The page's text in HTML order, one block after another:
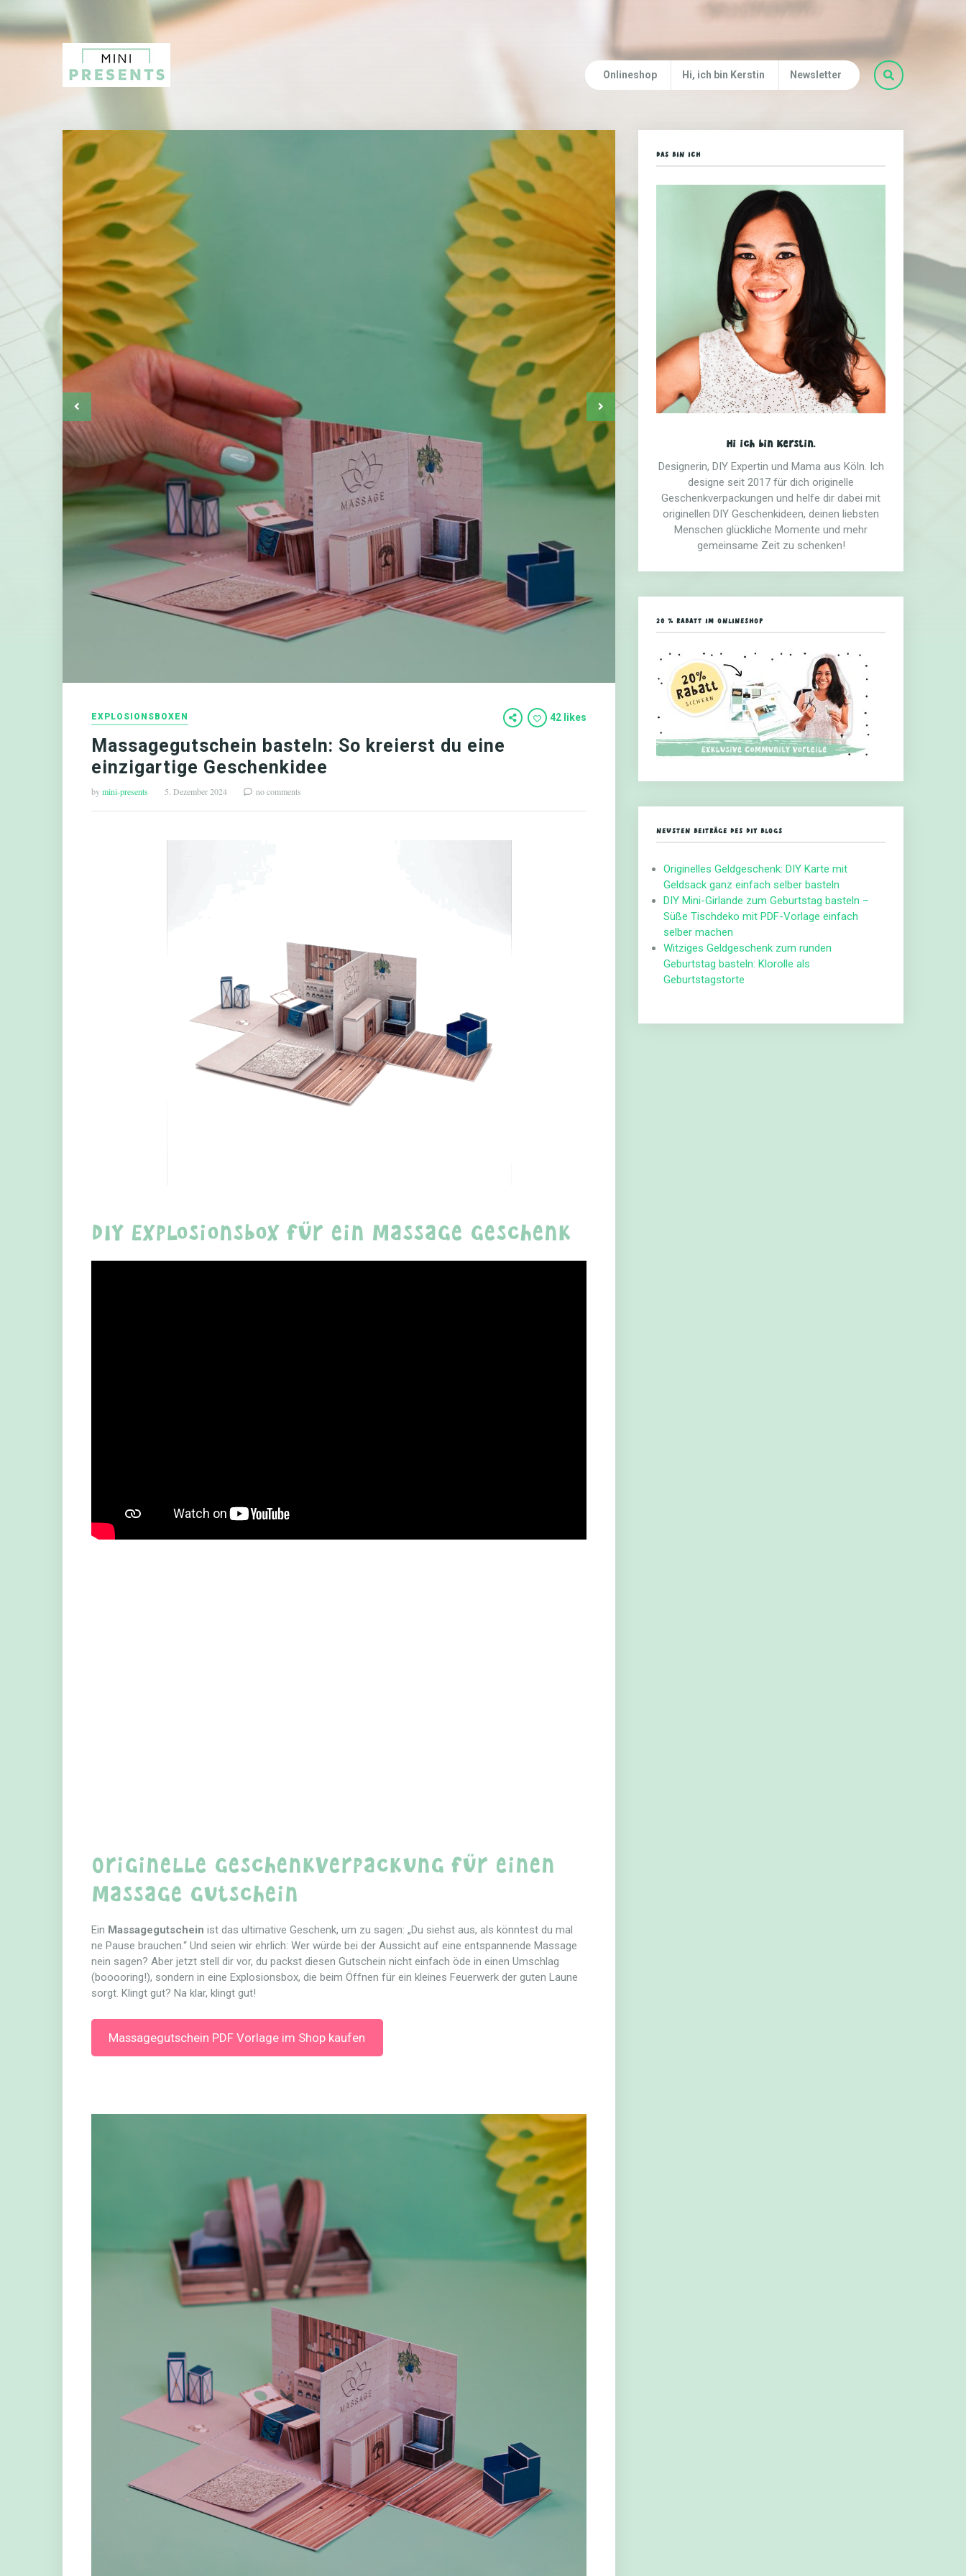
Onlineshop Hi, ich bin Kerstin Newsletter
EXPLOSIONSBOXEN 42 likes
Massagegutschein basteln: So kreierst du eine
einzigartige Geschenkidee
bymini-presents 5. Dezember 2024 no comments
DIY Explosionsbox für ein Massage Geschenk
Originelle Geschenkverpackung für einen
Massage Gutschein
Ein Massagegutschein ist das ultimative Geschenk, um zu sagen: „Du siehst aus, als könntest du mal
ne Pause brauchen.“ Und seien wir ehrlich: Wer würde bei der Aussicht auf eine entspannende Massage
nein sagen? Aber jetzt stell dir vor, du packst diesen Gutschein nicht einfach öde in einen Umschlag
(booooring!), sondern in eine Explosionsbox, die beim Öffnen für ein kleines Feuerwerk der guten Laune
sorgt. Klingt gut? Na klar, klingt gut!
Massagegutschein PDF Vorlage im Shop kaufen
DAS BIN ICH
Hi ich bin Kerstin.
Designerin, DIY Expertin und Mama aus Köln. Ich
designe seit 2017 für dich originelle
Geschenkverpackungen und helfe dir dabei mit
originellen DIY Geschenkideen, deinen liebsten
Menschen glückliche Momente und mehr
gemeinsame Zeit zu schenken!
20 % RABATT IM ONLINESHOP
NEUSTEN BEITRÄGE DES DIY BLOGS
Originelles Geldgeschenk: DIY Karte mit
Geldsack ganz einfach selber basteln
DIY Mini-Girlande zum Geburtstag basteln –
Süße Tischdeko mit PDF-Vorlage einfach
selber machen
Witziges Geldgeschenk zum runden
Geburtstag basteln: Klorolle als
Geburtstagstorte